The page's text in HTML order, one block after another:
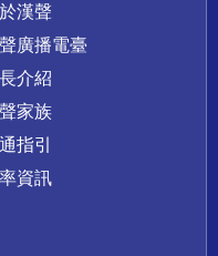
漢聲
廣播電臺
介紹
家族
指引
資訊